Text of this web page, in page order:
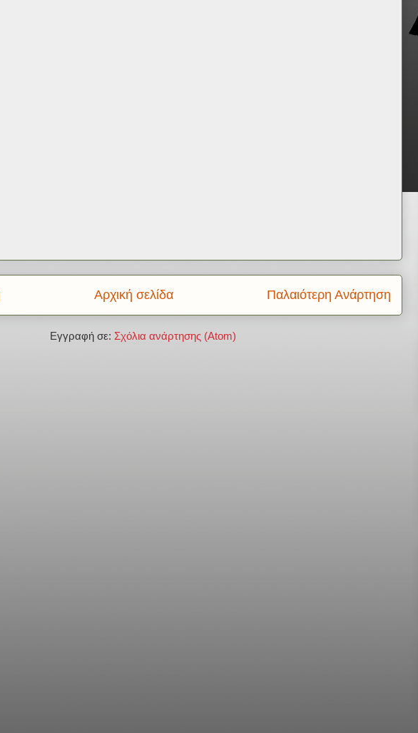
Παλαιότερη Ανάρτηση
Αρχική σελίδα
Εγγραφή σε: Σχόλια ανάρτησης (Atom)